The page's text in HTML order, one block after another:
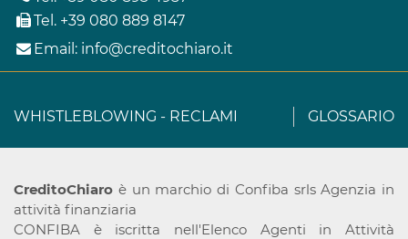
Tel. +39 080 889 8147
Email: info@creditochiaro.it
WHISTLEBLOWING - RECLAMI GLOSSARIO
CreditoChiaro è un marchio di Confiba srls Agenzia in
attività finanziaria
CONFIBA è iscritta nell'Elenco Agenti in Attività